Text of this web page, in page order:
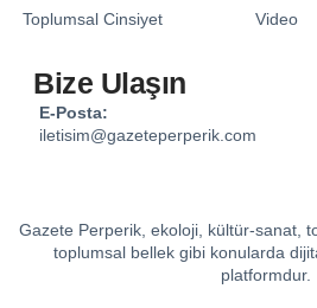
Toplumsal Cinsiyet
Video
Bize Ulaşın
E-Posta:
iletisim@gazeteperperik.com
Gazete Perperik, ekoloji, kültür-sanat,
toplumsal bellek gibi konularda
platformdur.